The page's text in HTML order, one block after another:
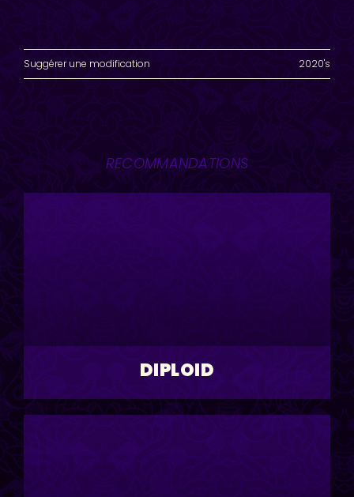
Suggérer une modification 2020's
RECOMMANDATIONS
DIPLOID